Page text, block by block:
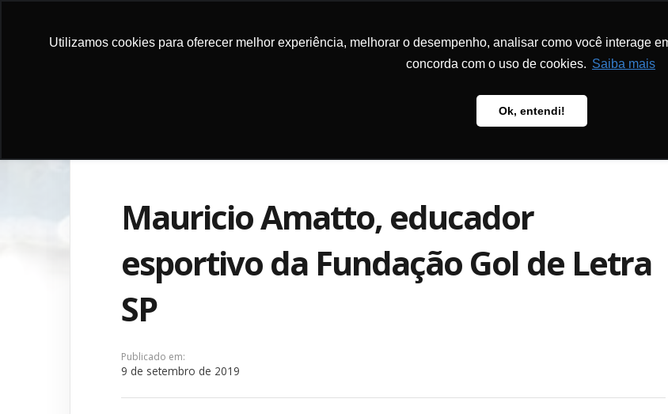
Utilizamos cookies para oferecer melhor experiência, melhorar o desempenho, analisar como você interage
concorda com o uso de cookies. Saiba mais
Ok, entendi!
PROGRAMAS E PROJETOS METODOLOGIA
Mauricio Amatto, educador
esportivo da Fundação Gol de Letra
SP
Publicado em:
9 de setembro de 2019